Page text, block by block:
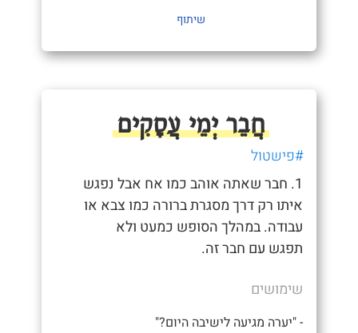
שיתוף
חֲבֵר יְמֵי עֲסָקִים
#פישטול
1. חבר שאתה אוהב כמו אח אבל נפגש
איתו רק דרך מסגרת ברורה כמו צבא או
עבודה. במהלך הסופש כמעט ולא
תפגש עם חבר זה.
שימושים
- "יערה מגיעה לישיבה היום?"